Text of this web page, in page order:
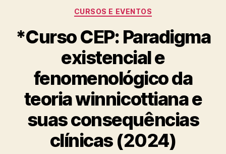
-
Psicanalista
e
Terapeuta
Familiar
Categorias
CURSOS E EVENTOS
*Curso CEP: Paradigma
existencial e
fenomenológico da
teoria winnicottiana e
suas consequências
clínicas (2024)